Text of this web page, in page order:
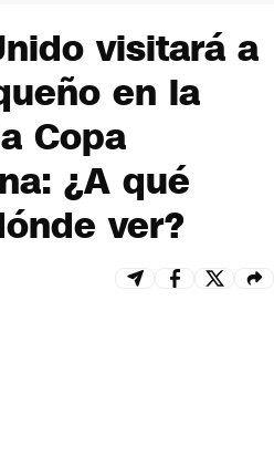
visitará a
en la
Copa
¿A qué
ver?